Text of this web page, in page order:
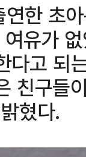
한 초
유가
다고 되
친구들
혔다.